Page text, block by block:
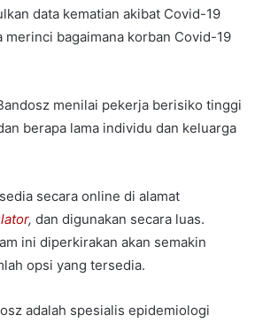
data kematian akibat Covid-19
merinci bagaimana korban Covid-19
menilai pekerja berisiko tinggi
berapa lama individu dan keluarga
secara online di alamat
, dan digunakan secara luas.
ini diperkirakan akan semakin
opsi yang tersedia.
adalah spesialis epidemiologi